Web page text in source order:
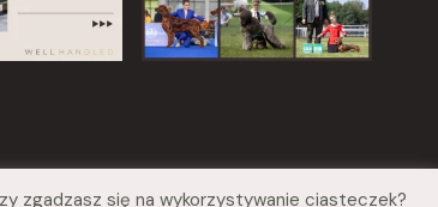
zgadzasz się na wykorzystywanie ciasteczek?